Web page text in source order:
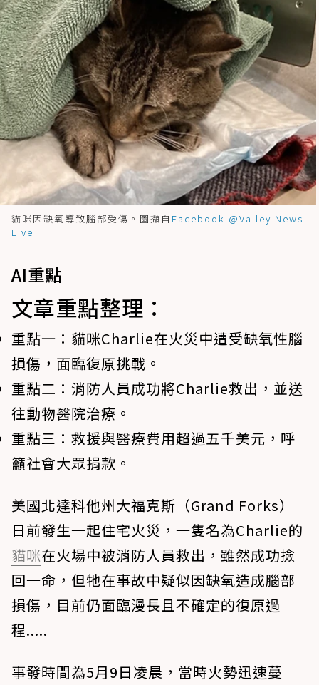
貓咪因缺氧導致腦部受傷。圖擷自 Facebook @Valley News
Live
AI重點
文章重點整理：
重點一： 貓咪Charlie在火災中遭受缺氧性腦
損傷，面臨復原挑戰。
重點二： 消防人員成功將Charlie救出，並送
往動物醫院治療。
重點三： 救援與醫療費用超過五千美元，呼
籲社會大眾捐款。
美國北達科他州大福克斯（Grand Forks）
日前發生一起住宅火災，一隻名為Charlie的
貓咪在火場中被消防人員救出，雖然成功撿
回一命，但牠在事故中疑似因缺氧造成腦部
損傷，目前仍面臨漫長且不確定的復原過
程.....
事發時間為5月9日凌晨，當時火勢迅速蔓